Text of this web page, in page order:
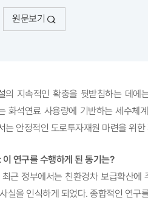
원문보기
의 지속적인 확충을 뒷받침하는 데에
화석연료 사용량에 기반하는 세수체
는 안정적인 도로투자재원 마련을 위
이 연구를 수행하게 된 동기는?
최근 정부에서는 친환경차 보급확산에
실을 인식하게 되었다. 종합적인 연구